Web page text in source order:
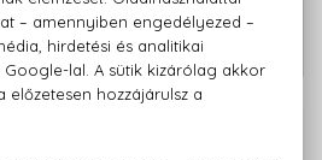
BIO
Regeneráló olaj 100 ml